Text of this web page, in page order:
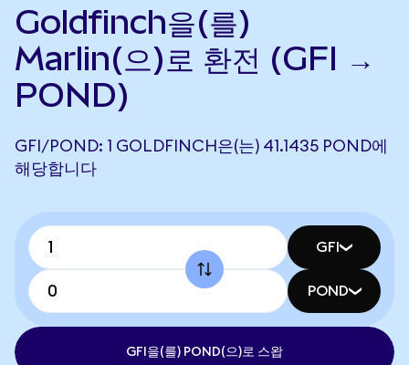
Goldfinch을(를)
Marlin(으)로 환전 (GFI →
POND)
GFI/POND: 1 GOLDFINCH은(는) 41.1435 POND에
해당합니다
GFI
POND
GFI을(를) POND(으)로 스왑